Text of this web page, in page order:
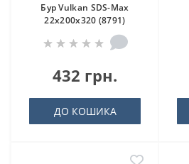
Бур Vulkan SDS-Max
22x200x320 (8791)
432 грн.
ДО КОШИКА